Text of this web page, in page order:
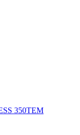
350TEM